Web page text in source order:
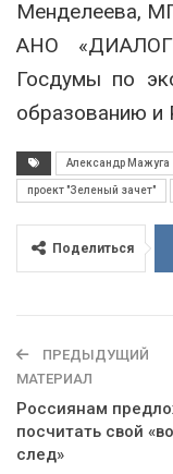
Менделеева,
АНО
Госдумы по
образованию и
Александр Мажуга
проект "Зеленый зачет"
Поделиться
ПРЕДЫДУЩИЙ
МАТЕРИАЛ
Россиянам
посчитать свой
след»